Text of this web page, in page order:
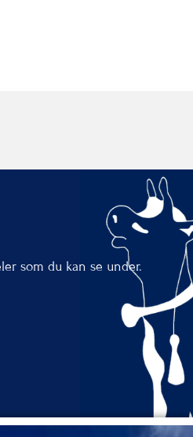
som du kan se under.